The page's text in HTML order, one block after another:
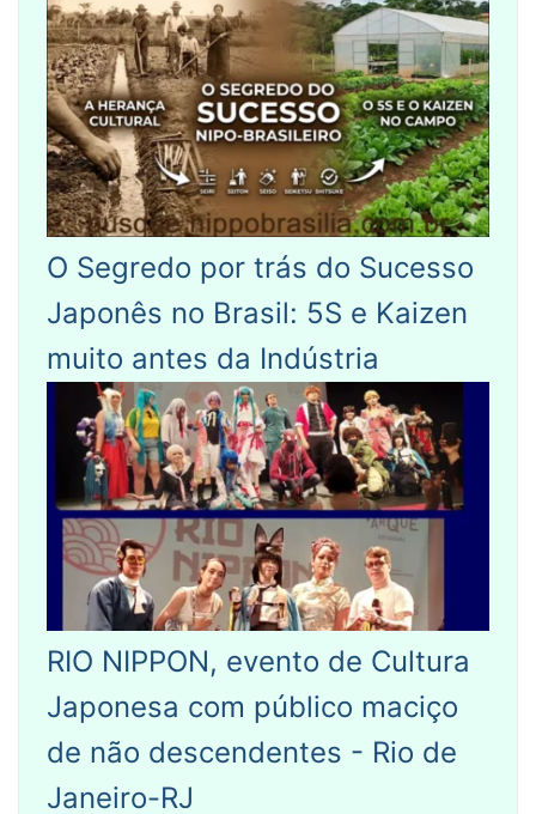
O Segredo por trás do Sucesso
Japonês no Brasil: 5S e Kaizen
muito antes da Indústria
RIO NIPPON, evento de Cultura
Japonesa com público maciço
de não descendentes - Rio de
Janeiro-RJ